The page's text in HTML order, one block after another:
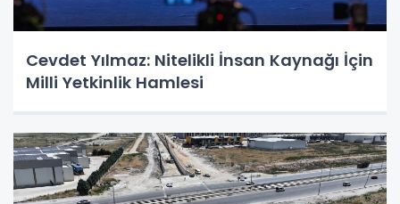
Cevdet Yılmaz: Nitelikli İnsan Kaynağı İçin
Milli Yetkinlik Hamlesi